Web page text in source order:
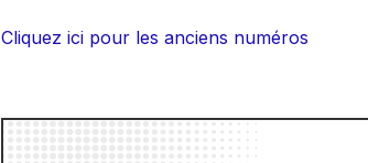
Cliquez ici pour les anciens numéros